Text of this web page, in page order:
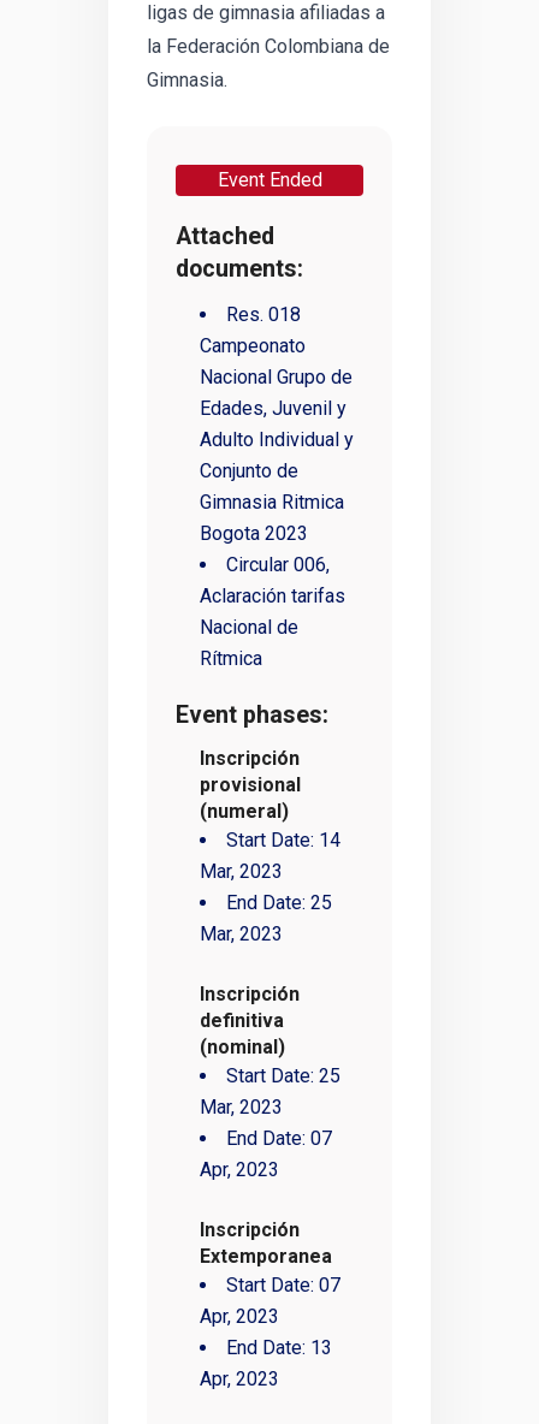
ligas de gimnasia afiliadas a
la Federación Colombiana de
Gimnasia.
Event Ended
Attached
documents:
Res. 018
Campeonato
Nacional Grupo de
Edades, Juvenil y
Adulto Individual y
Conjunto de
Gimnasia Ritmica
Bogota 2023
Circular 006,
Aclaración tarifas
Nacional de
Rítmica
Event phases:
Inscripción
provisional
(numeral)
Start Date: 14
Mar, 2023
End Date: 25
Mar, 2023
Inscripción
definitiva
(nominal)
Start Date: 25
Mar, 2023
End Date: 07
Apr, 2023
Inscripción
Extemporanea
Start Date: 07
Apr, 2023
End Date: 13
Apr, 2023